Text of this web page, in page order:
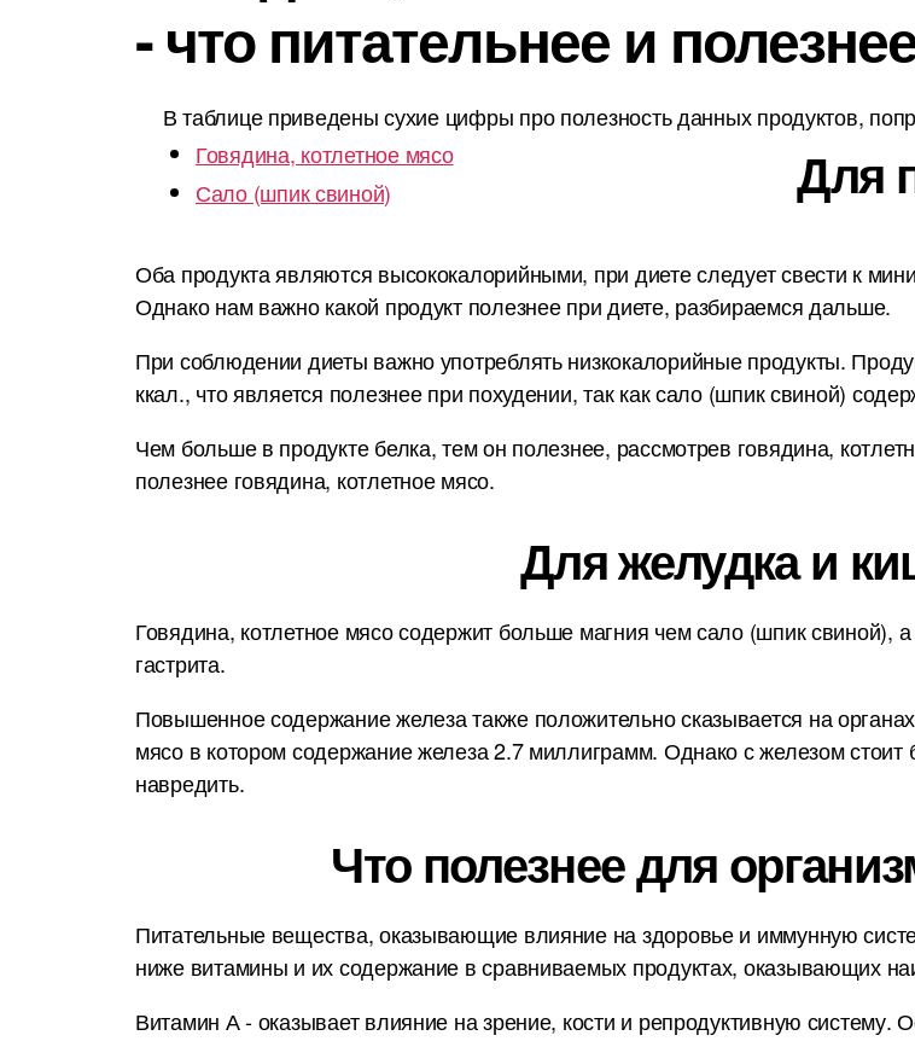
- что питательнее и
В таблице приведены сухие цифры про полезность данных продуктов,
Говядина, котлетное мясо
Сало (шпик свиной)
Для
Оба продукта являются высококалорийными, при диете следует свести к
Однако нам важно какой продукт полезнее при диете, разбираемся дальше.
При соблюдении диеты важно употреблять низкокалорийные продукты.
ккал., что является полезнее при похудении, так как сало (шпик свиной)
Чем больше в продукте белка, тем он полезнее, рассмотрев говядина,
полезнее говядина, котлетное мясо.
Для желудка и
Говядина, котлетное мясо содержит больше магния чем сало (шпик свиной),
гастрита.
Повышенное содержание железа также положительно сказывается на
мясо в котором содержание железа 2.7 миллиграмм. Однако с железом
навредить.
Что полезнее для
Питательные вещества, оказывающие влияние на здоровье и иммунную
ниже витамины и их содержание в сравниваемых продуктах, оказывающих
Витамин А - оказывает влияние на зрение, кости и репродуктивную